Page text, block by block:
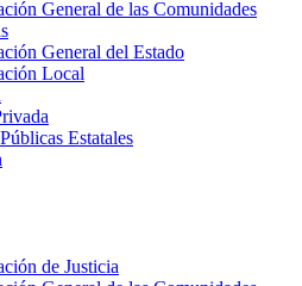
General de las Comunidades
General del Estado
Local
Estatales
de Justicia